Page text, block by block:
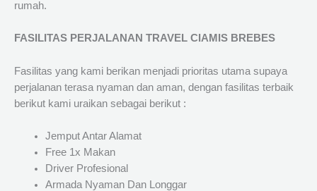
rumah.
FASILITAS PERJALANAN TRAVEL CIAMIS BREBES
Fasilitas yang kami berikan menjadi prioritas utama supaya
perjalanan terasa nyaman dan aman, dengan fasilitas terbaik
berikut kami uraikan sebagai berikut :
Jemput Antar Alamat
Free 1x Makan
Driver Profesional
Armada Nyaman Dan Longgar